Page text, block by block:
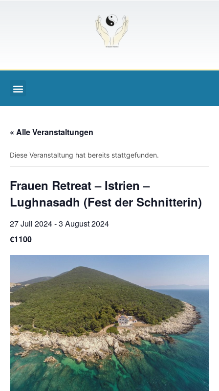
« Alle Veranstaltungen
Diese Veranstaltung hat bereits stattgefunden.
Frauen Retreat – Istrien –
Lughnasadh (Fest der Schnitterin)
27 Juli 2024-3 August 2024
€1100